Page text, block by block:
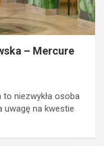
– Mercure
to niezwykła osoba
uwagę na kwestie